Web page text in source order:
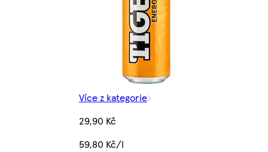
Více z kategorie
29,90 Kč
59,80 Kč/l